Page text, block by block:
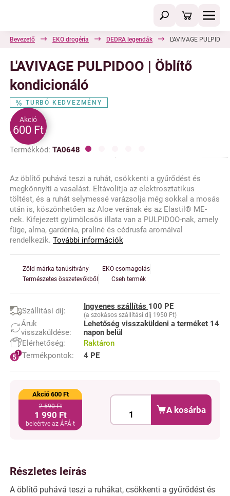
Bevezető EKO drogéria DEDRA legendák L'AVIVAGE
L'AVIVAGE PULPIDOO | Öblítő
kondicionáló
TURBÓ KEDVEZMÉNY
Akció
600 Ft
Termékkód: TA0648
Az öblítő puhává teszi a ruhát, csökkenti a gyűrődést és
megkönnyíti a vasalást. Eltávolítja az elektrosztatikus
töltést, és a ruhát selymessé varázsolja még sokkal a mosás
után is, köszönhetően az Aloe verának és az Elastil® ME-
nek. Kifejezett gyümölcsös illata van a PULPIDOO-nak, amely
füge, alma, gardénia, praliné és cédrusfa aromáival
rendelkezik. További információk
Zöld márka tanúsítvány
EKO csomagolás
Természetes összetevőkből
Cseh termék
Szállítási díj: Ingyenes szállítás 100 PE
(a szokásos szállítási díj 1950 Ft)
Áruk
visszaküldése:
Lehetőség visszaküldeni a terméket 14
napon belül
Elérhetőség:
Raktáron
Termékpontok:
4 PE
Akció 600 Ft
2 590 Ft
1 990 Ft
beleértve az ÁFÁ-t
A kosárba
Részletes leírás
A öblítő puhává teszi a ruhákat, csökkenti a gyűrődést és